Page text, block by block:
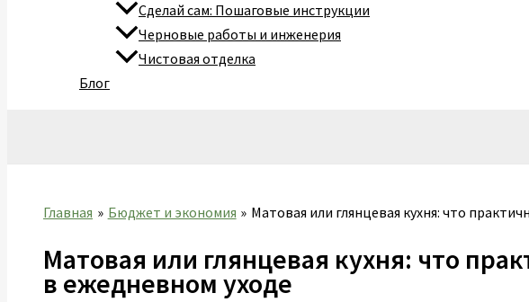
Сделай сам: Пошаговые инструкции
Черновые работы и инженерия
Чистовая отделка
Блог
Главная Бюджет и экономия Матовая или глянцевая кухня: что
Матовая или глянцевая кухня: что
в ежедневном уходе